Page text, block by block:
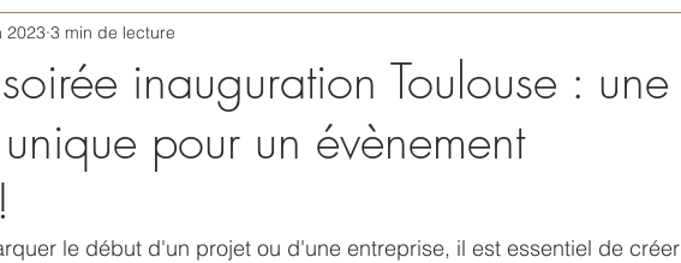
inauguration Toulouse : une
pour un évènement
2023 3 min de lecture
le début d'un projet ou d'une entreprise, il est essentiel de créer